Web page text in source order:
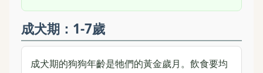
成犬期：1-7歲
成犬期的狗狗年齡是牠們的黃金歲月。飲食要均